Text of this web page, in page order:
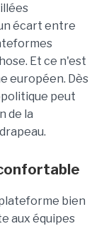
écart entre
Et ce n'est
européen. Dès
peut
de la
plateforme bien
aux équipes